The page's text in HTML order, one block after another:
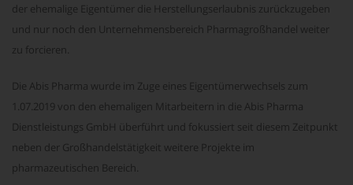
der ehemalige Eigentümer die Herstellungserlaubnis zurückzugeben
und nur noch den Unternehmensbereich Pharmagroßhandel weiter
zu forcieren.
Die Abis Pharma wurde im Zuge eines Eigentümerwechsels zum
1.07.2019 von den ehemaligen Mitarbeitern in die Abis Pharma
Dienstleistungs GmbH überführt und fokussiert seit diesem Zeitpunkt
neben der Großhandelstätigkeit weitere Projekte im
pharmazeutischen Bereich.